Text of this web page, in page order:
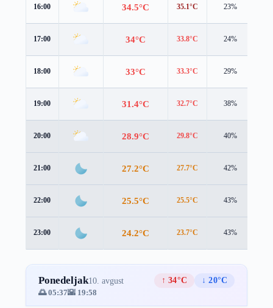
16:00 34.5°C 35.1°C 23%
17:00 34°C 33.8°C 24%
18:00 33°C 33.3°C 29%
19:00 31.4°C 32.7°C 38%
20:00 28.9°C 29.8°C 40%
21:00 27.2°C 27.7°C 42%
22:00 25.5°C 25.5°C 43%
23:00 24.2°C 23.7°C 43%
Ponedeljak10. avgust ↑ 34°C
↓ 20°C
🌅 05:37🌇 19:58